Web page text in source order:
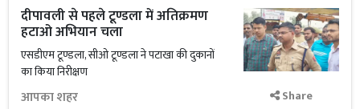
दीपावली से पहले टूण्डला में अतिक्रमण
हटाओ अभियान चला
एसडीएम टूण्डला, सीओ टूण्डला ने पटाखा की दुकानों
का किया निरीक्षण
आपका शहर Share